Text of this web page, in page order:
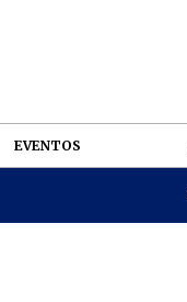
EVENTOS